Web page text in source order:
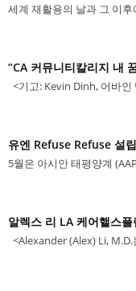
세계 재활용의 날과 그 이
“CA 커뮤니티칼리지 내
<기고: Kevin Dinh, 어바인
유엔 Refuse Refuse 설
5월은 아시안 태평양계
알렉스 리 LA 케어핼스
<Alexander (Alex) Li,